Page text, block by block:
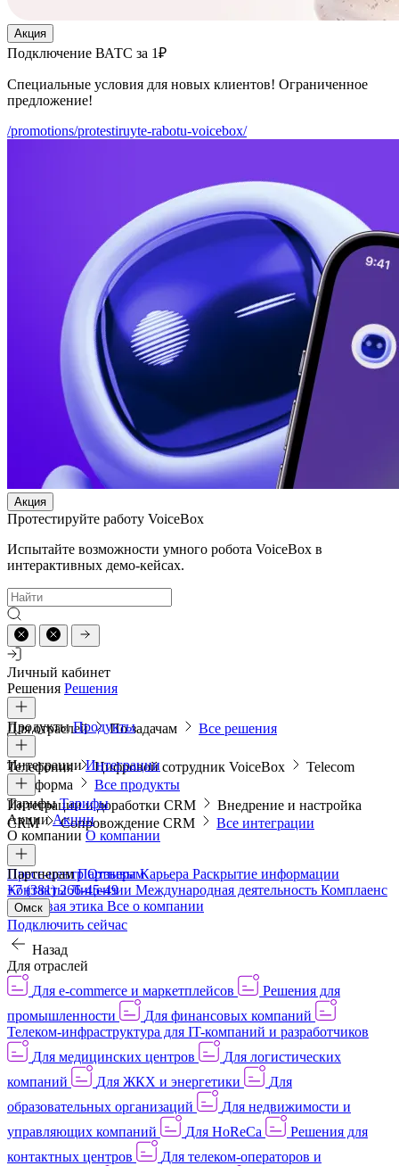
Акция
Подключение ВАТС за 1₽
Специальные условия для новых клиентов! Ограниченное
предложение!
/promotions/protestiruyte-rabotu-voicebox/
Акция
Протестируйте работу VoiceBox
Испытайте возможности умного робота VoiceBox в
интерактивных демо-кейсах.
Личный кабинет
Решения Решения
Для отраслей По задачам Все решения
ПродуктыПродукты
Телефония Цифровой сотрудник VoiceBox
Telecom
платформа
Все продукты
ИнтеграцииИнтеграции
Интеграции и доработки CRM
Внедрение и настройка
CRM
Сопровождение CRM Все интеграции
ТарифыТарифы
АкцииАкции
О компании О компании
Пресс-центрОтзывыКарьера Раскрытие информации
КонтактыЛицензии Международная деятельность Комплаенс
и деловая этика Все о компании
ПартнерамПартнерам
+7 (381) 266-45-49
Омск
Подключить сейчас
Назад
Для отраслей
Для e-commerce и маркетплейсов
Решения для
промышленности
Для финансовых компаний
Телеком-инфраструктура для IT-компаний и разработчиков
Для медицинских центров
Для логистических
компаний
Для ЖКХ и энергетики
Для
образовательных организаций
Для недвижимости и
управляющих компаний
Для HoReCa
Решения для
контактных центров
Для телеком-операторов и